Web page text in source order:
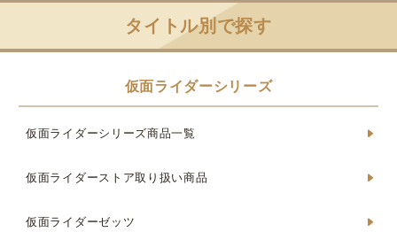
タイトル別で探す
仮面ライダーシリーズ
仮面ライダーシリーズ商品一覧
仮面ライダーストア取り扱い商品
仮面ライダーゼッツ